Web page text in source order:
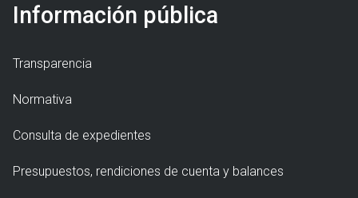
Información pública
Transparencia
Normativa
Consulta de expedientes
Presupuestos, rendiciones de cuenta y balances